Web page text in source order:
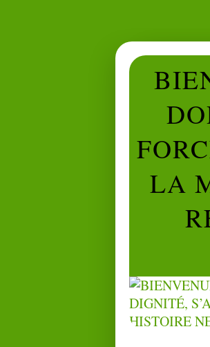
LA